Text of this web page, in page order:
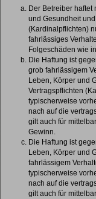
Der Betreiber haftet
und Gesundheit
(Kardinalpflichten)
fahrlässiges
Folgeschäden wie
Die Haftung ist
grob fahrlässigem
Leben, Körper und
Vertragspflichten
typischerweise
nach auf die
gilt auch für
Gewinn.
Die Haftung ist
Leben, Körper und
fahrlässigem
typischerweise
nach auf die
gilt auch für